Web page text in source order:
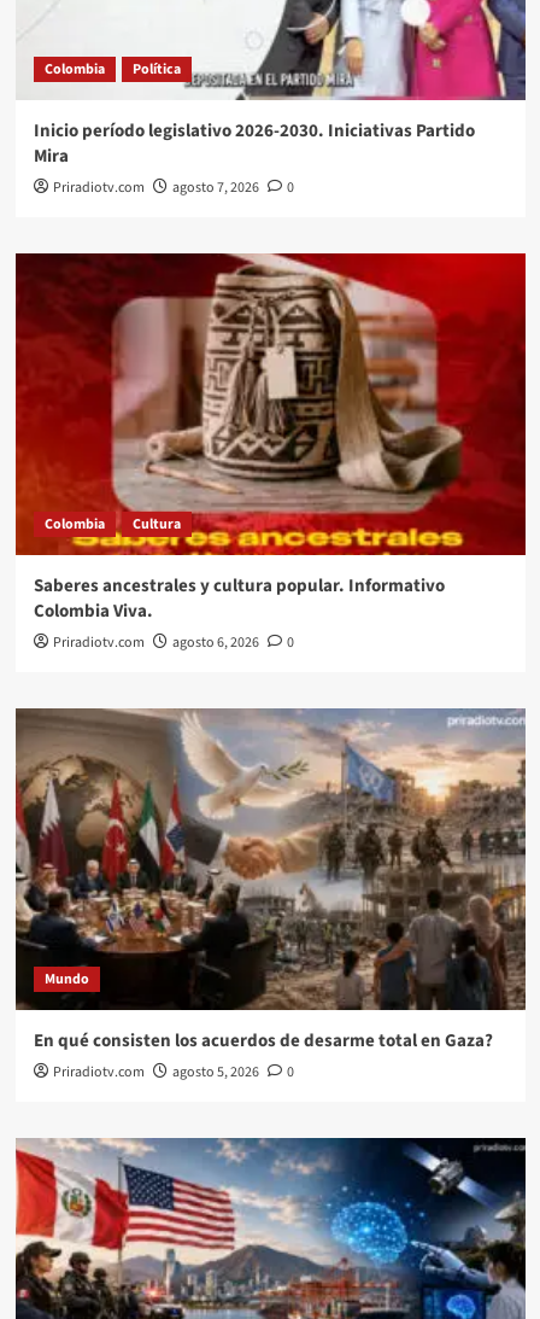
Colombia Política
Inicio período legislativo 2026-2030. Iniciativas Partido
Mira
Priradiotv.com agosto 7, 2026 0
Colombia Cultura
Saberes ancestrales y cultura popular. Informativo
Colombia Viva.
Priradiotv.com agosto 6, 2026 0
Mundo
En qué consisten los acuerdos de desarme total en Gaza?
Priradiotv.com agosto 5, 2026 0